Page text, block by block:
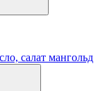
салат мангольд